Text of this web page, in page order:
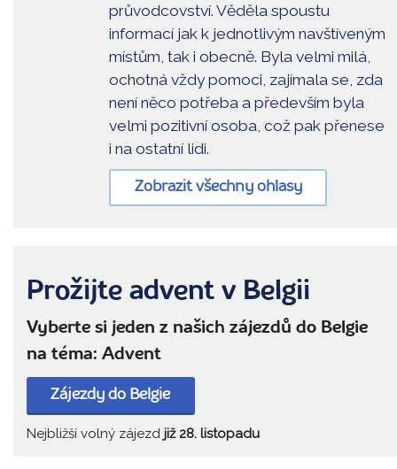
průvodcovství. Věděla spoustu
informací jak k jednotlivým navštíveným
místům, tak i obecně. Byla velmi milá,
ochotná vždy pomoci, zajímala se, zda
není něco potřeba a především byla
velmi pozitivní osoba, což pak přenese
i na ostatní lidi.
Zobrazit všechny ohlasy
Prožijte advent v Belgii
Vyberte si jeden z našich zájezdů do Belgie
na téma: Advent
Zájezdy do Belgie
Nejbližší volný zájezd již 28. listopadu